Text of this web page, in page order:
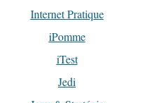
Internet Pratique
iPomme
iTest
Jedi